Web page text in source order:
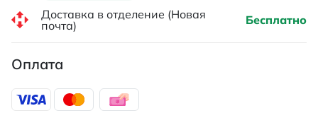
Доставка в отделение (Новая
почта)
Бесплатно
Оплата